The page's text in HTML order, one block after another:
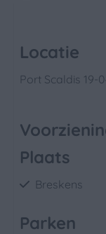
Locatie
Port Scaldis 19-
Plaats
Breskens
Parken